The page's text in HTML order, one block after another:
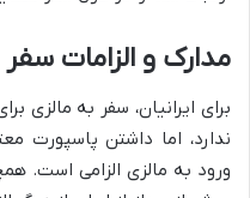
مدارک و الزامات سفر
ورود به مالزی الزامی است.